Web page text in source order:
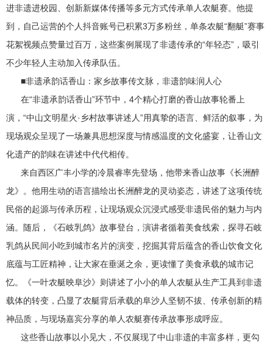
进非遗进校园、创新新媒体传播等多元方式传承单人农艇赛。他提
到，自己运营的个人抖音账号已积累3万多粉丝，单条农艇“翻艇”赛事
花絮视频点赞量过百万，这些案例展现了非遗传承的“年轻态”，吸引
不少年轻人主动加入传承队伍。
■非遗承韵话香山：家乡故事传文脉，非遗韵味润人心
在“非遗承韵话香山”环节中，4个精心打磨的香山故事轮番上
演，“中山文明星火·乡村故事讲述人”用真挚的语言、鲜活的叙事，为
现场观众呈现了一场兼具思想深度与情感温度的文化盛宴，让香山文
化遗产的韵味在讲述中代代相传。
来自西区广丰小学的冷晨睿率先登场，他带来香山故事《长洲醉
龙》。他用生动的语言描绘出长洲醉龙的灵动姿态，讲述了这项传统
民俗的起源与传承历程，让现场观众沉浸式感受非遗民俗的魅力与内
涵。随后，《石岐乳鸽》故事登台，演讲者循着美食线索，探寻石岐
乳鸽从民间小吃到城市名片的演变，挖掘其背后蕴含的香山饮食文化
底蕴与工匠精神，让大家在垂涎之余，更读懂了美食承载的城市记
忆。《一叶农艇映阜沙》则讲述了小小的单人农艇从生产工具到非遗
载体的转变，凸显了农艇背后承载的阜沙人坚韧不拔、传承创新的精
神品质，与现场嘉宾分享的单人农艇赛传承故事形成呼应。
这些香山故事以小见大，不仅展现了中山非遗的丰富多样，更勾